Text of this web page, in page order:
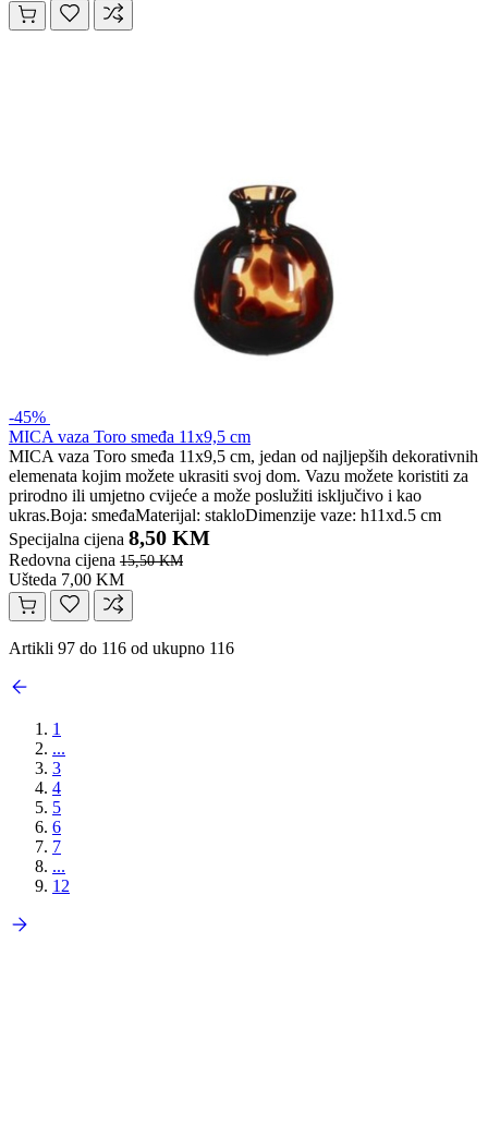
-45%
MICA vaza Toro smeđa 11x9,5 cm
MICA vaza Toro smeđa 11x9,5 cm, jedan od najljepših dekorativnih
elemenata kojim možete ukrasiti svoj dom. Vazu možete koristiti za
prirodno ili umjetno cvijeće a može poslužiti isključivo i kao
ukras.Boja: smeđaMaterijal: stakloDimenzije vaze: h11xd.5 cm
Specijalna cijena 8,50 KM
Redovna cijena 15,50 KM
Ušteda 7,00 KM
Artikli 97 do 116 od ukupno 116
1
...
3
4
5
6
7
...
12